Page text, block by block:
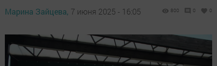
Марина Зайцева, 7 июня 2025 - 16:05 800 0 0